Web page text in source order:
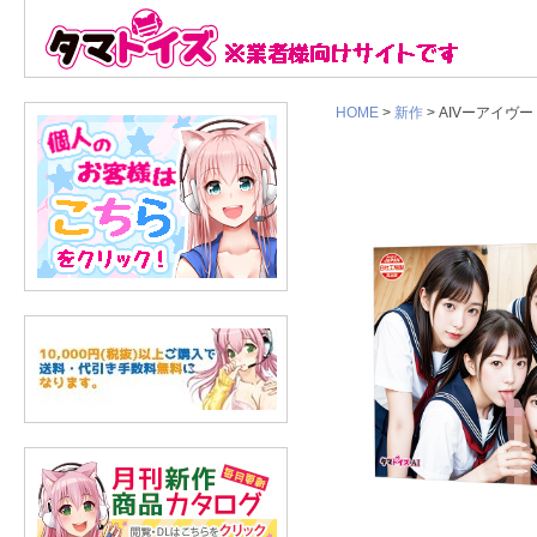
HOME > 新作 > AIVーアイヴー